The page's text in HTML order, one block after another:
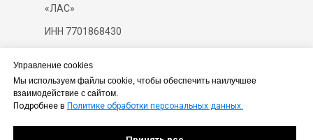
ОКВЭД 62.09 (доп. коды - 46.6, 62.01, 62.02,
63.11, 63.11.1, 69, 77.33)
ИНН 7701868430
«ЛАС»
Управление cookies
Мы используем файлы cookie, чтобы обеспечить наилучшее
взаимодействие с сайтом.
Подробнее в Политике обработки персональных данных.